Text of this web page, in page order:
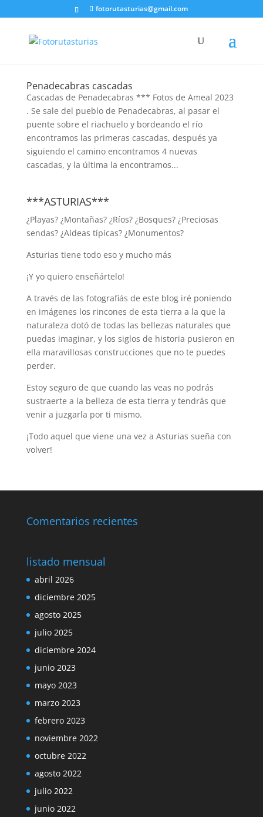
fotorutasturias@gmail.com
Penadecabras cascadas
Cascadas de Penadecabras *** Fotos de Ameal 2023
. Se sale del pueblo de Penadecabras, al pasar el
puente sobre el riachuelo y bordeando el río
encontramos las primeras cascadas, después ya
siguiendo el camino encontramos 4 nuevas
cascadas, y la última la encontramos...
***ASTURIAS***
¿Playas? ¿Montañas? ¿Ríos? ¿Bosques? ¿Preciosas
sendas? ¿Aldeas típicas? ¿Monumentos?
Asturias tiene todo eso y mucho más
¡Y yo quiero enseñártelo!
A través de las fotografiás de este blog iré poniendo
en imágenes los rincones de esta tierra a la que la
naturaleza dotó de todas las bellezas naturales que
puedas imaginar, y los siglos de historia pusieron en
ella maravillosas construcciones que no te puedes
perder.
Estoy seguro de que cuando las veas no podrás
sustraerte a la belleza de esta tierra y tendrás que
venir a juzgarla por ti mismo.
¡Todo aquel que viene una vez a Asturias sueña con
volver!
Comentarios recientes
listado mensual
abril 2026
diciembre 2025
agosto 2025
julio 2025
diciembre 2024
junio 2023
mayo 2023
marzo 2023
febrero 2023
noviembre 2022
octubre 2022
agosto 2022
julio 2022
junio 2022